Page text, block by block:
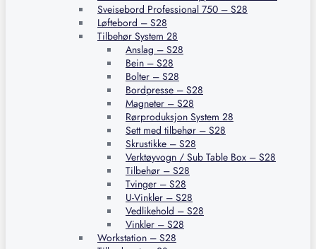
Sveisebord Professional 750 – S28
Løftebord – S28
Tilbehør System 28
Anslag – S28
Bein – S28
Bolter – S28
Bordpresse – S28
Magneter – S28
Rørproduksjon System 28
Sett med tilbehør – S28
Skrustikke – S28
Verktøyvogn / Sub Table Box – S28
Tilbehør – S28
Tvinger – S28
U-Vinkler – S28
Vedlikehold – S28
Vinkler – S28
Workstation – S28